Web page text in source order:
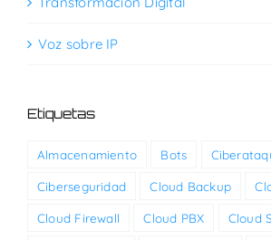
Voz sobre IP
Etiquetas
Almacenamiento Bots
Ciberseguridad Cloud Backup
Cloud Firewall Cloud PBX Cloud